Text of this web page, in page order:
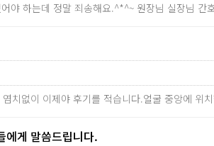
야 하는데 정말 죄송해요.^*^~ 원장님 실장님
치없이 이제야 후기를 적습니다.얼굴 중앙에
에게 말씀드립니다.